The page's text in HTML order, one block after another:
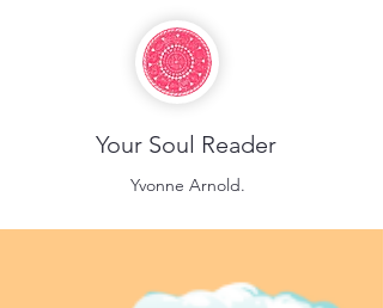
Your Soul Reader
Yvonne Arnold.